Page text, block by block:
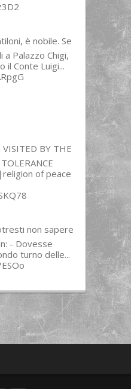
è nobile. Se
Palazzo Chigi,
il Conte Luigi...
VISITED BY THE
|religion of peace
non sapere
- Dovesse
turno delle...